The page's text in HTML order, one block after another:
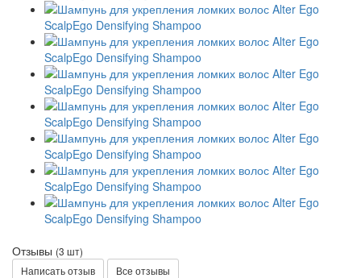
Отзывы (3 шт)
Написать отзыв
Все отзывы